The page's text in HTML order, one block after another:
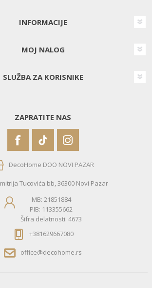
INFORMACIJE
MOJ NALOG
SLUŽBA ZA KORISNIKE
ZAPRATITE NAS
DecoHome DOO NOVI PAZAR
Tucovića bb, 36300 Novi Pazar
MB: 21851884
PIB: 113355662
Šifra delatnosti: 4673
+381629667080
office@decohome.rs